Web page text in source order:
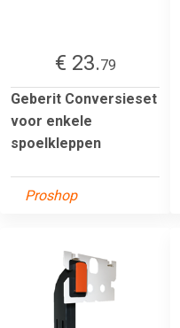
€ 23.79
Geberit Conversieset
voor enkele
spoelkleppen
Proshop